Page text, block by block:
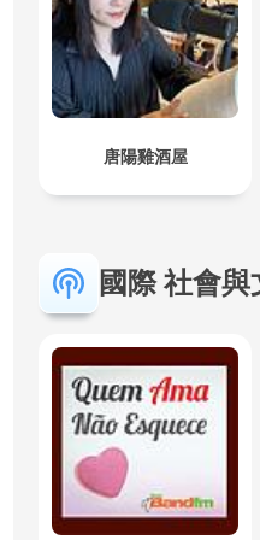
唐陽雞酒屋
國際 社會